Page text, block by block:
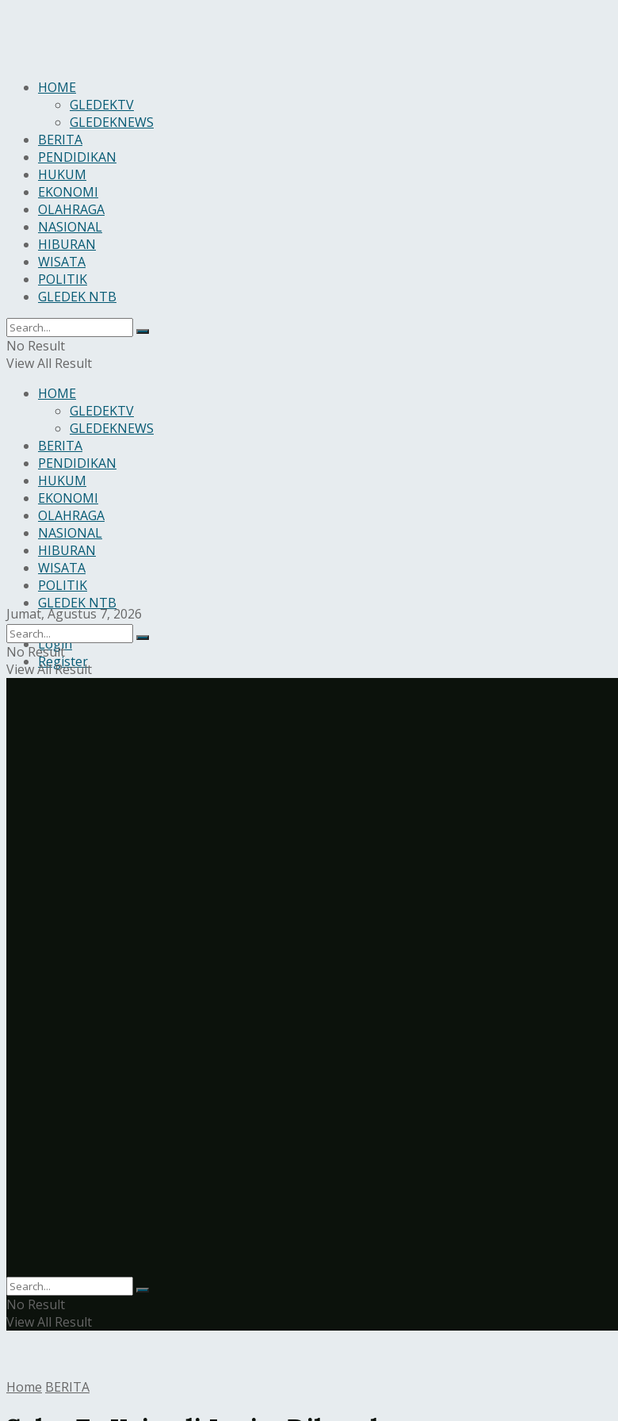
Jumat, Agustus 7, 2026
Login
Register
HOME
GLEDEKTV
GLEDEKNEWS
BERITA
PENDIDIKAN
HUKUM
EKONOMI
OLAHRAGA
NASIONAL
HIBURAN
WISATA
POLITIK
GLEDEK NTB
No Result
View All Result
HOME
GLEDEKTV
GLEDEKNEWS
BERITA
PENDIDIKAN
HUKUM
EKONOMI
OLAHRAGA
NASIONAL
HIBURAN
WISATA
POLITIK
GLEDEK NTB
No Result
View All Result
No Result
View All Result
Home BERITA